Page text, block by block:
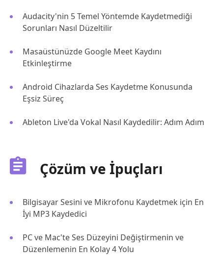
Audacity'nin 5 Temel Yöntemde Kaydetmediği
Sorunları Nasıl Düzeltilir
Masaüstünüzde Google Meet Kaydını
Etkinleştirme
Android Cihazlarda Ses Kaydetme Konusunda
Eşsiz Süreç
Ableton Live'da Vokal Nasıl Kaydedilir: Adım Adım
Çözüm ve İpuçları
Bilgisayar Sesini ve Mikrofonu Kaydetmek için En
İyi MP3 Kaydedici
PC ve Mac'te Ses Düzeyini Değiştirmenin ve
Düzenlemenin En Kolay 4 Yolu